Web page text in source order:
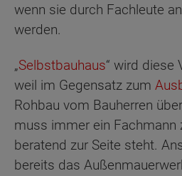
wenn sie durch Fachleute
werden.
„Selbstbauhaus“ wird diese
weil im Gegensatz zum
Rohbau vom Bauherren
muss immer ein Fachmann
beratend zur Seite steht.
bereits das